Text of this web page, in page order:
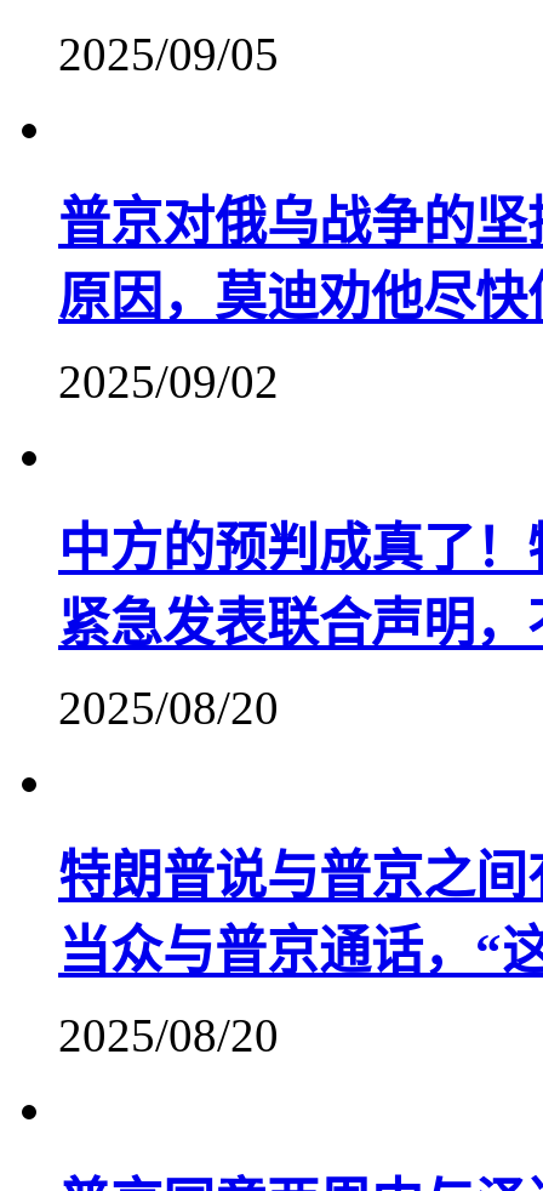
2025/09/05
普京对俄乌战争的
原因，莫迪劝他尽快
2025/09/02
中方的预判成真了
紧急发表联合声明
2025/08/20
特朗普说与普京之
当众与普京通话，“
2025/08/20